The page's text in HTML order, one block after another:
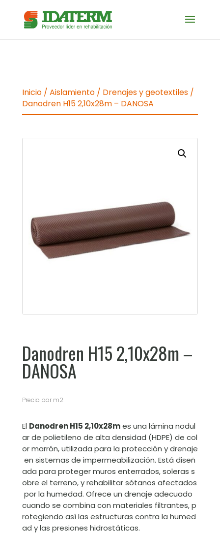
Inicio/ Aislamiento/ Drenajes y geotextiles/
Danodren H15 2,10x28m – DANOSA
Danodren H15 2,10x28m –
DANOSA
Precio por m2
El Danodren H15 2,10x28mes una lámina nodul
ar de polietileno de alta densidad (HDPE) de col
or marrón, utilizada para la protección y drenaje
en sistemas de impermeabilización. Está diseñ
ada para proteger muros enterrados, soleras s
obre el terreno, y rehabilitar sótanos afectados
por la humedad. Ofrece un drenaje adecuado
cuando se combina con materiales filtrantes, p
rotegiendo así las estructuras contra la humed
ad y las presiones hidrostáticas.